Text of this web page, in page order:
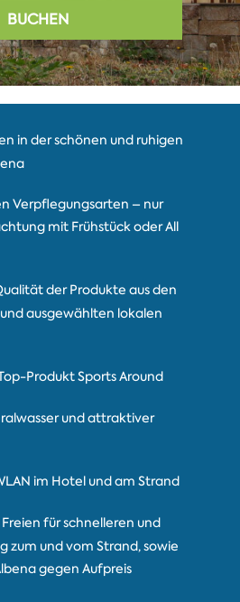
BUCHEN
in der schönen und ruhigen
Verpflegungsarten – nur
mit Frühstück oder All
der Produkte aus den
ausgewählten lokalen
Produkt Sports Around
und attraktiver
im Hotel und am Strand
für schnelleren und
zum und vom Strand, sowie
gegen Aufpreis